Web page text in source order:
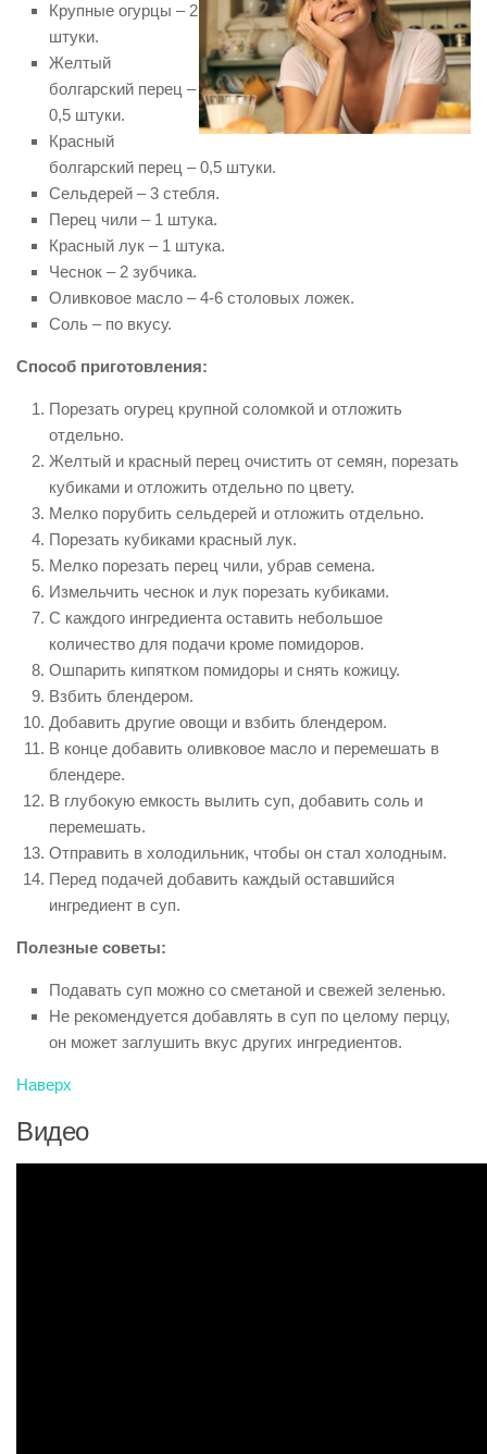
Крупные огурцы – 2
штуки.
Желтый
болгарский перец –
0,5 штуки.
Красный
болгарский перец – 0,5 штуки.
Сельдерей – 3 стебля.
Перец чили – 1 штука.
Красный лук – 1 штука.
Чеснок – 2 зубчика.
Оливковое масло – 4-6 столовых ложек.
Соль – по вкусу.
Способ приготовления:
Порезать огурец крупной соломкой и отложить
отдельно.
Желтый и красный перец очистить от семян, порезать
кубиками и отложить отдельно по цвету.
Мелко порубить сельдерей и отложить отдельно.
Порезать кубиками красный лук.
Мелко порезать перец чили, убрав семена.
Измельчить чеснок и лук порезать кубиками.
С каждого ингредиента оставить небольшое
количество для подачи кроме помидоров.
Ошпарить кипятком помидоры и снять кожицу.
Взбить блендером.
Добавить другие овощи и взбить блендером.
В конце добавить оливковое масло и перемешать в
блендере.
В глубокую емкость вылить суп, добавить соль и
перемешать.
Отправить в холодильник, чтобы он стал холодным.
Перед подачей добавить каждый оставшийся
ингредиент в суп.
Полезные советы:
Подавать суп можно со сметаной и свежей зеленью.
Не рекомендуется добавлять в суп по целому перцу,
он может заглушить вкус других ингредиентов.
Наверх
Видео